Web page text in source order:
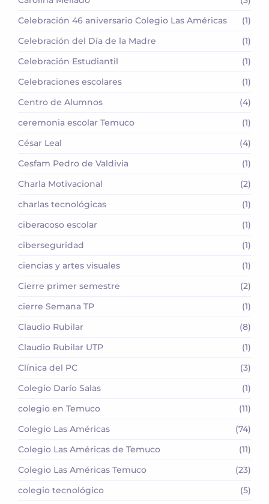
Celebración 46 aniversario Colegio Las Américas
(1)
Celebración del Día de la Madre
(1)
Celebración Estudiantil
(1)
Celebraciones escolares
(1)
Centro de Alumnos
(4)
ceremonia escolar Temuco
(1)
César Leal
(4)
Cesfam Pedro de Valdivia
(1)
Charla Motivacional
(2)
charlas tecnológicas
(1)
ciberacoso escolar
(1)
ciberseguridad
(1)
ciencias y artes visuales
(1)
Cierre primer semestre
(2)
cierre Semana TP
(1)
Claudio Rubilar
(8)
Claudio Rubilar UTP
(1)
Clínica del PC
(3)
Colegio Darío Salas
(1)
colegio en Temuco
(11)
Colegio Las Américas
(74)
Colegio Las Américas de Temuco
(11)
Colegio Las Américas Temuco
(23)
colegio tecnológico
(5)